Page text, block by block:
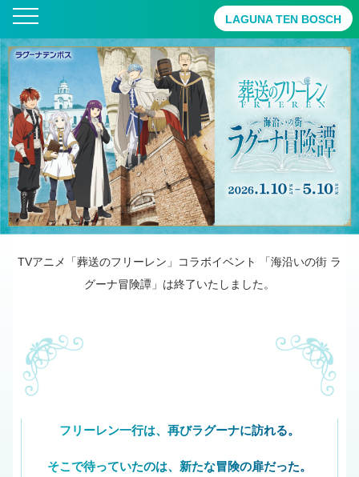
TOP
園内周遊謎解きラリー
フォトスポット
コラボメニュー
コラボルーム
公式Xアカウント
LAGUNA TEN BOSCH
TVアニメ「葬送のフリーレン」コラボイベント 「海沿いの街 ラ
グーナ冒険譚」は終了いたしました。
フリーレン一行は、再びラグーナに訪れる。
そこで待っていたのは、新たな冒険の扉だった。